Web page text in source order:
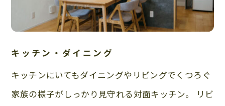
キッチン・ダイニング
キッチンにいてもダイニングやリビングでくつろぐ
家族の様子がしっかり見守れる対面キッチン。 リビ